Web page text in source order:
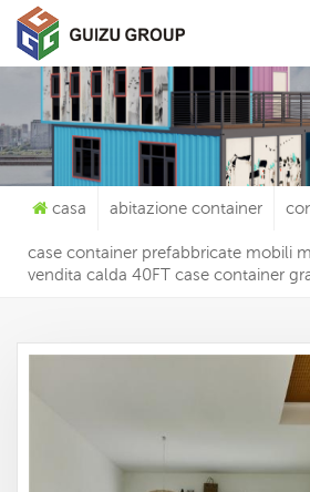
Che Cosa Sta
casa abitazione container
case container prefabbricate mobili
vendita calda 40FT case container